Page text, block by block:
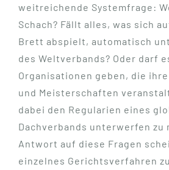
weitreichende Systemfrage:
Schach? Fällt alles, was sich
Brett abspielt, automatisch
des Weltverbands? Oder darf
Organisationen geben, die
und Meisterschaften
dabei den Regularien eines
Dachverbands unterwerfen zu
Antwort auf diese Fragen
einzelnes Gerichtsverfahren